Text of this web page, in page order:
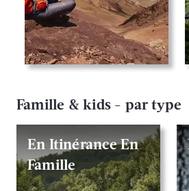
Famille & kids - par type
En Itinérance En
Famille